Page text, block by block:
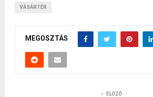
VÁSÁRTÉR
MEGOSZTÁS
ELŐZŐ